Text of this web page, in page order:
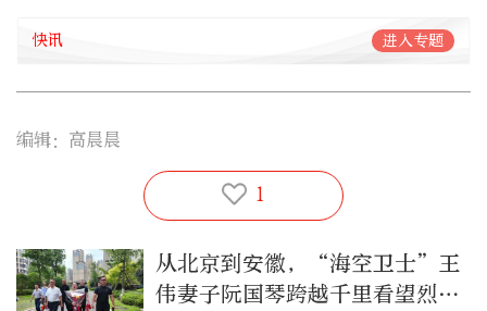
快讯 进入专题
编辑：高晨晨
1
从北京到安徽，“海空卫士”王
伟妻子阮国琴跨越千里看望烈士